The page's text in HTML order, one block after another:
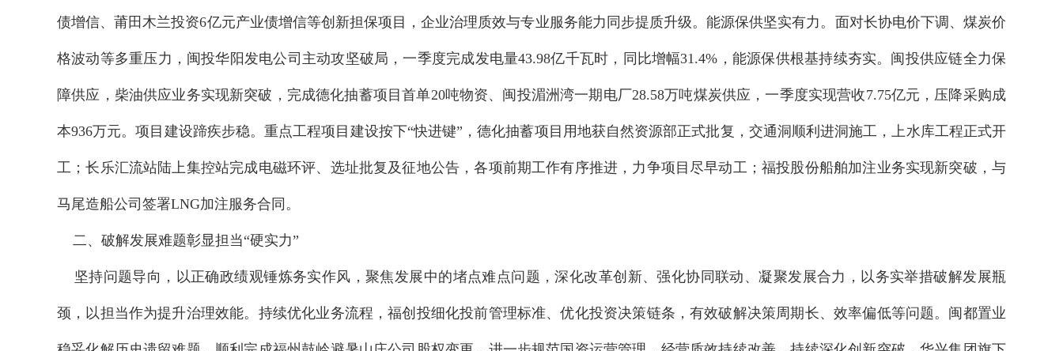
债增信、莆田木兰投资6亿元产业债增信等创新担保项目，企业治理质效与专业服务能力同步提质升级。能源保供坚实有力。面对长协电价下调、煤炭价
格波动等多重压力，闽投华阳发电公司主动攻坚破局，一季度完成发电量43.98亿千瓦时，同比增幅31.4%，能源保供根基持续夯实。闽投供应链全力保
障供应，柴油供应业务实现新突破，完成德化抽蓄项目首单20吨物资、闽投湄洲湾一期电厂28.58万吨煤炭供应，一季度实现营收7.75亿元，压降采购成
本936万元。项目建设蹄疾步稳。重点工程项目建设按下“快进键”，德化抽蓄项目用地获自然资源部正式批复，交通洞顺利进洞施工，上水库工程正式开
工；长乐汇流站陆上集控站完成电磁环评、选址批复及征地公告，各项前期工作有序推进，力争项目尽早动工；福投股份船舶加注业务实现新突破，与
马尾造船公司签署LNG加注服务合同。
二、破解发展难题彰显担当“硬实力”
坚持问题导向，以正确政绩观锤炼务实作风，聚焦发展中的堵点难点问题，深化改革创新、强化协同联动、凝聚发展合力，以务实举措破解发展瓶
颈，以担当作为提升治理效能。持续优化业务流程，福创投细化投前管理标准、优化投资决策链条，有效破解决策周期长、效率偏低等问题。闽都置业